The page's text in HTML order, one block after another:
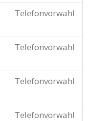
Telefonvorwahl
Telefonvorwahl
Telefonvorwahl
Telefonvorwahl